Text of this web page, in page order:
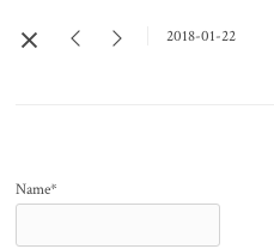
2018-01-22
Name*